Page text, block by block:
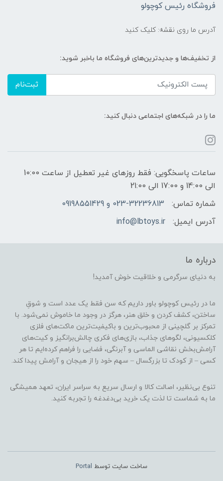
فروشگاه رئیس کوچولو
آدرس ما روی نقشه: کلیک کنید
از تخفیف‌ها و جدیدترین‌های فروشگاه ما باخبر شوید:
ثبت‌نام
ما را در شبکه‌های اجتماعی دنبال کنید:
ساعات پاسخگویی: فقط روزهای غیر تعطیل از ساعت 10:00
الی 14:00 و 17:00 الی 21:00
شماره تماس:
023-32236813 و 09198551429
آدرس ایمیل:
info@lbtoys.ir
درباره ما
به دنیای سرگرمی و خلاقیت خوش آمدید!
ما در رئیس کوچولو باور داریم که سن فقط یک عدد است و شوقِ
ساختن، کشف کردن و خلق هنر، هرگز در وجود ما خاموش نمی‌شود. با
تمرکز بر گلچینی از محبوب‌ترین و باکیفیت‌ترین ماکت‌های فلزی
کلکسیونی، لگوهای جذاب، بازی‌های فکری چالش‌برانگیز و کیت‌های
آرامش‌بخش نقاشی الماسی و آبرنگی، فضایی را فراهم کرده‌ایم تا هر
کسی – از کودک تا بزرگسال – سهم خود را از هیجان و آرامش پیدا کند.
تنوع بی‌نظیر، اصالت کالا و ارسال سریع به سراسر ایران، تعهد همیشگی
ما به شماست تا لذت یک خرید بی‌دغدغه را تجربه کنید.
ساخت سایت توسط Portal